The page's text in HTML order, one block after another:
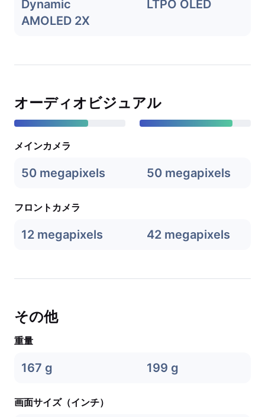
Dynamic
AMOLED 2X
LTPO OLED
オーディオビジュアル
メインカメラ
50 megapixels 50 megapixels
フロントカメラ
12 megapixels 42 megapixels
その他
重量
167 g 199 g
画面サイズ（インチ）